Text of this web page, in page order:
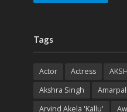
Tags
Actor Actress
Akshra Singh
Arvind Akela 'Kallu'